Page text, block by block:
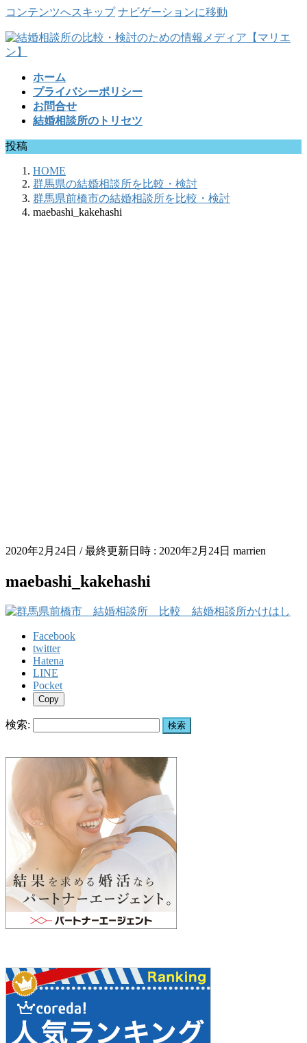
コンテンツへスキップ ナビゲーションに移動
ホーム
プライバシーポリシー
お問合せ
結婚相談所のトリセツ
投稿
HOME
群馬県の結婚相談所を比較・検討
群馬県前橋市の結婚相談所を比較・検討
maebashi_kakehashi
2020年2月24日 / 最終更新日時 : 2020年2月24日 marrien
maebashi_kakehashi
Facebook
twitter
Hatena
LINE
Pocket
Copy
検索: